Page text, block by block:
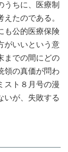
うちに、医療制
たのである。
も公的医療保険
がいいという意
までの間にどの
領の真価が問わ
スト８月号の漫
いが、失敗する